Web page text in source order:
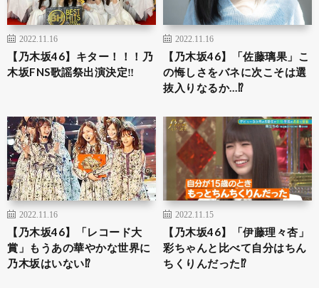
2022.11.16
【乃木坂46】キター！！！乃
木坂FNS歌謡祭出演決定‼︎
2022.11.16
【乃木坂46】「佐藤璃果」こ
の悔しさをバネに次こそは選
抜入りなるか…⁉︎
2022.11.16
【乃木坂46】「レコード大
賞」もうあの華やかな世界に
乃木坂はいない⁉︎
2022.11.15
【乃木坂46】「伊藤理々杏」
彩ちゃんと比べて自分はちん
ちくりんだった⁉︎